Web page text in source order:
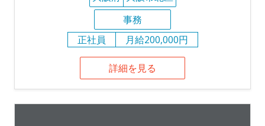
事務
正社員
月給200,000円
詳細を見る